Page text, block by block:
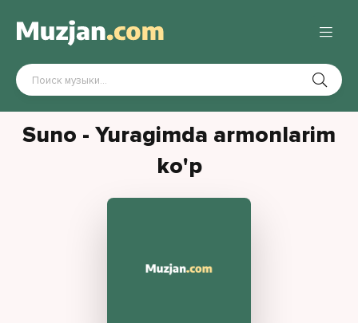
Suno - Yuragimda armonlarim
ko'p